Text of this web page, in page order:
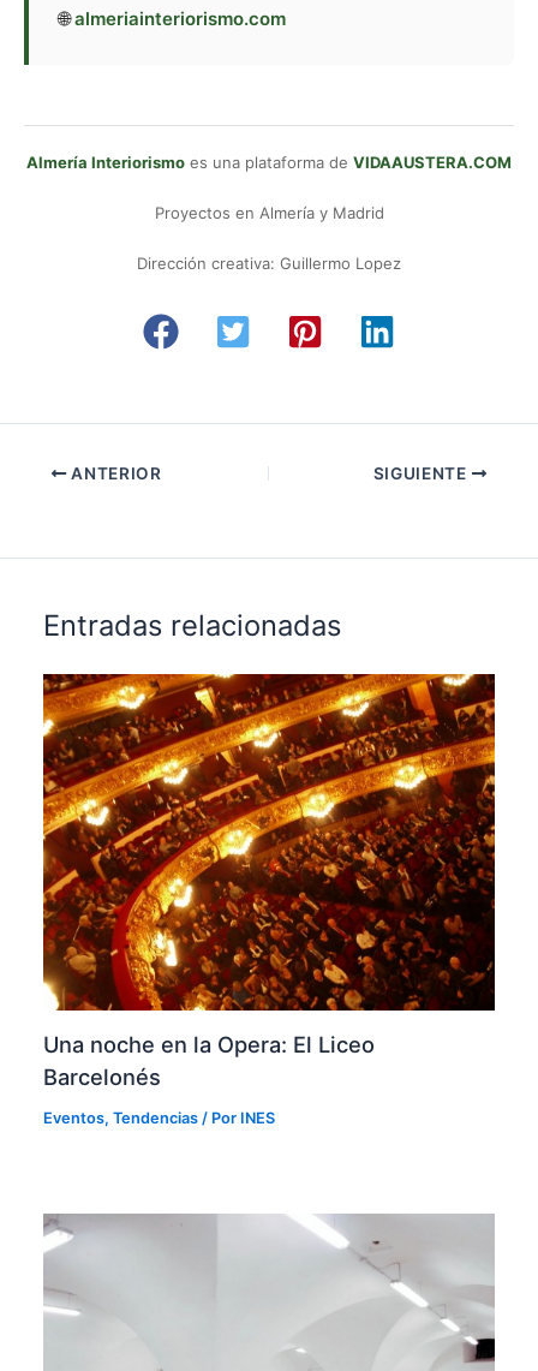
🌐almeriainteriorismo.com
Almería Interiorismo es una plataforma de VIDAAUSTERA.COM
Proyectos en Almería y Madrid
Dirección creativa: Guillermo Lopez
ANTERIOR SIGUIENTE
Entradas relacionadas
Una noche en la Opera: El Liceo
Barcelonés
Eventos,Tendencias / Por INES